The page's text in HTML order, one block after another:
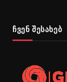
ჩვენ შესახებ